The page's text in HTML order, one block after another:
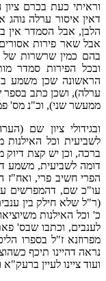
וראיתי כעת בכרם
דאין איסור ערלה נוהג
הלבן, אבל הסמדר אין
אבל שאר פירות
בהם כמין שרשרות של
ובכל הפירות סמדר
הראשונה שכן משמע
ערלה), ושכן כתב בספר
ממעשר שני), וכ"נ מס'
ובגידולי ציון שם
לשביעית וכל
ברכה, וכן יש קצת
דומה לשביעית, משמע
הפרי חשיב פרי, ואח"ז
עו"כ שם, דהמפרשים
(ר"ל שלא חילק בין
כ' וכל האילנות
לענבים, וכתבו שבס'
מפרוזנא ז"ל בספרו
נראה דהיינו תיכף
ועוד ציינו לעיין